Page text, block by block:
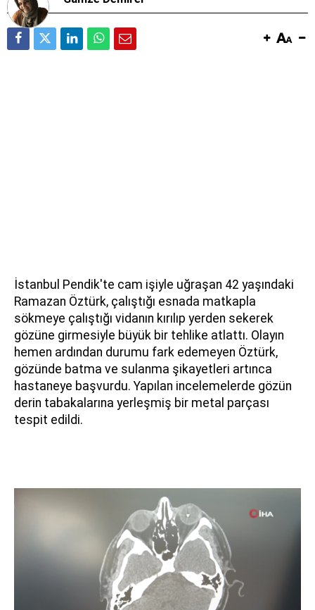
İstanbul Pendik'te cam işiyle uğraşan 42 yaşındaki
Ramazan Öztürk, çalıştığı esnada matkapla
sökmeye çalıştığı vidanın kırılıp yerden sekerek
gözüne girmesiyle büyük bir tehlike atlattı. Olayın
hemen ardından durumu fark edemeyen Öztürk,
gözünde batma ve sulanma şikayetleri artınca
hastaneye başvurdu. Yapılan incelemelerde gözün
derin tabakalarına yerleşmiş bir metal parçası
tespit edildi.